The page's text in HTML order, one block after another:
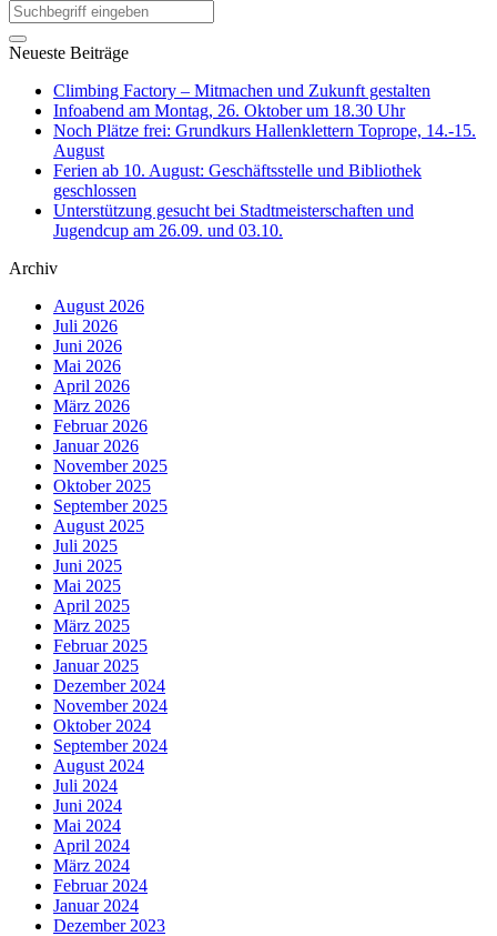
Neueste Beiträge
Climbing Factory – Mitmachen und Zukunft gestalten
Infoabend am Montag, 26. Oktober um 18.30 Uhr
Noch Plätze frei: Grundkurs Hallenklettern Toprope, 14.-15.
August
Ferien ab 10. August: Geschäftsstelle und Bibliothek
geschlossen
Unterstützung gesucht bei Stadtmeisterschaften und
Jugendcup am 26.09. und 03.10.
Archiv
August 2026
Juli 2026
Juni 2026
Mai 2026
April 2026
März 2026
Februar 2026
Januar 2026
November 2025
Oktober 2025
September 2025
August 2025
Juli 2025
Juni 2025
Mai 2025
April 2025
März 2025
Februar 2025
Januar 2025
Dezember 2024
November 2024
Oktober 2024
September 2024
August 2024
Juli 2024
Juni 2024
Mai 2024
April 2024
März 2024
Februar 2024
Januar 2024
Dezember 2023